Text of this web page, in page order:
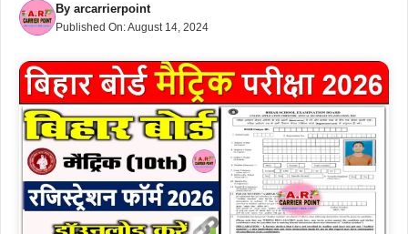
By arcarrierpoint
Published On:August 14, 2024